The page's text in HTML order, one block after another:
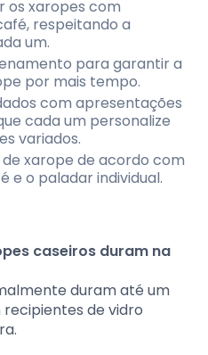
os xaropes com
respeitando a
um.
para garantir a
por mais tempo.
com apresentações
cada um personalize
variados.
xarope de acordo com
e o paladar individual.
caseiros duram na
duram até um
de vidro